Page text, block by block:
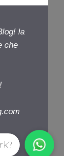
la
che